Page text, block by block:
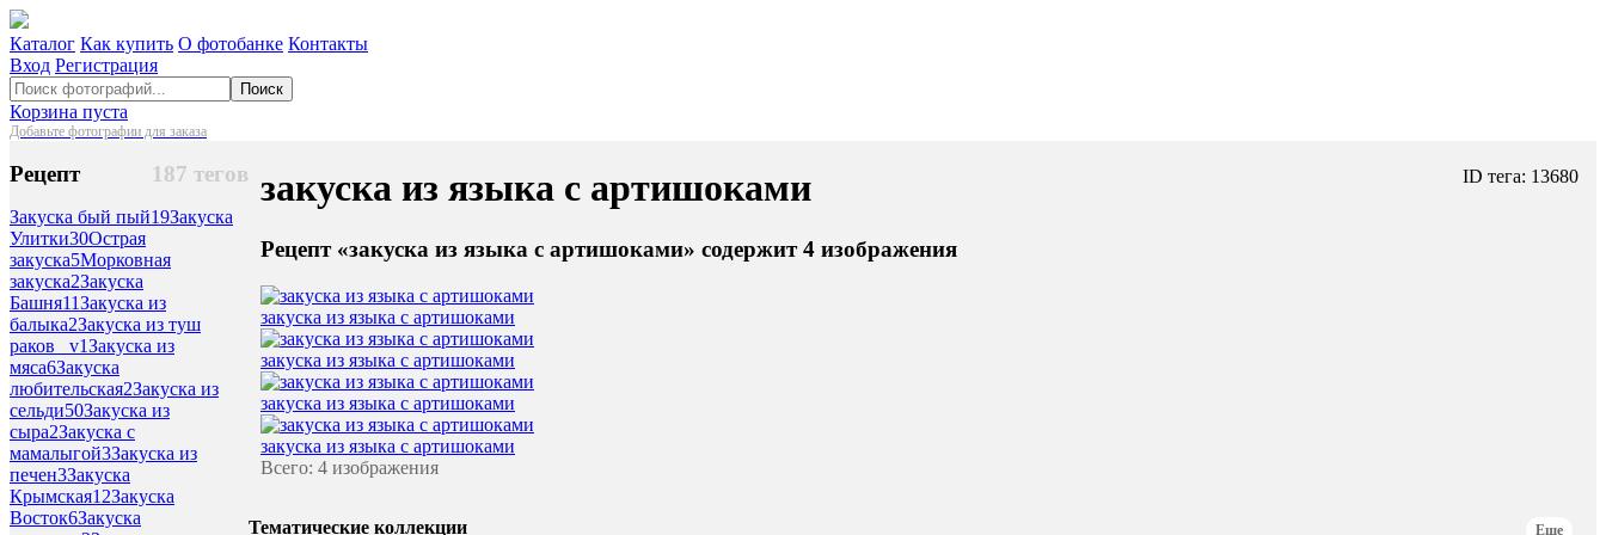
Каталог Как купить О фотобанке Контакты
Вход Регистрация
Поиск
Корзина пуста
Добавьте фотографии для заказа
187 тегов
Рецепт
Закуска бый пый19Закуска
Улитки30Острая
закуска5Морковная
закуска2Закуска
Башня11Закуска из
балыка2Закуска из туш
раков _v1Закуска из
мяса6Закуска
любительская2Закуска из
сельди50Закуска из
сыра2Закуска с
мамалыгой3Закуска из
печен3Закуска
Крымская12Закуска
Восток6Закуска
ID тега: 13680
закуска из языка с артишоками
Рецепт «закуска из языка с артишоками» содержит 4 изображения
закуска из языка с артишоками
закуска из языка с артишоками
закуска из языка с артишоками
закуска из языка с артишоками
Всего: 4 изображения
Тематические коллекции Еще